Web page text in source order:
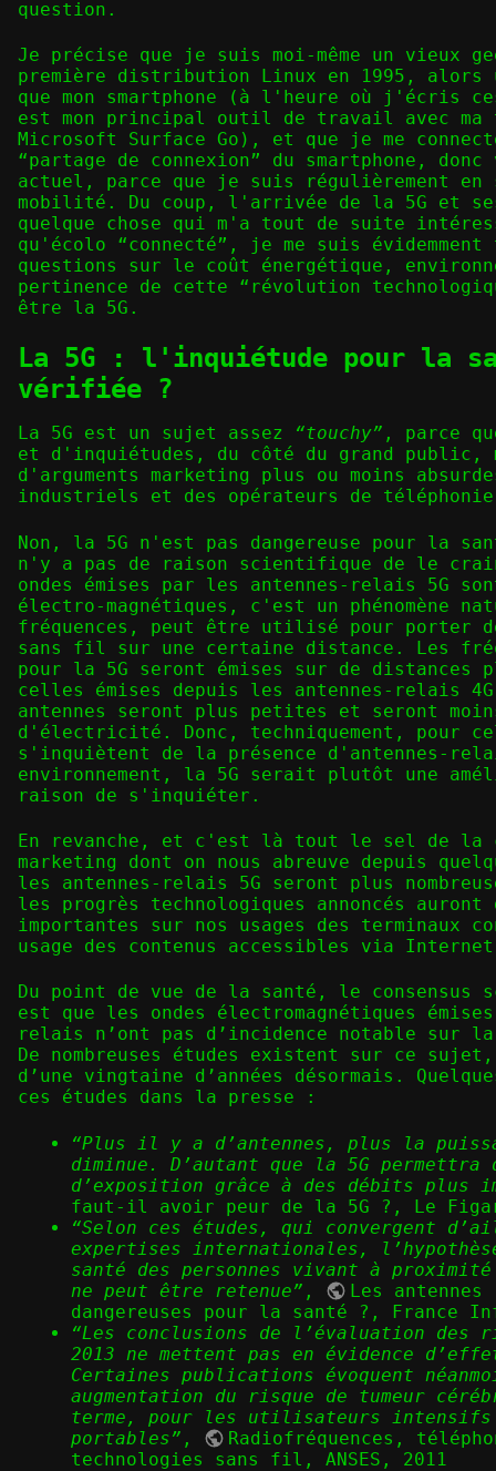
question.
Je précise que je suis moi-même un vieux
première distribution Linux en 1995, alors
que mon smartphone (à l'heure où j'écris
est mon principal outil de travail avec ma
Microsoft Surface Go), et que je me
“partage de connexion” du smartphone,
actuel, parce que je suis régulièrement
mobilité. Du coup, l'arrivée de la 5G et
quelque chose qui m'a tout de suite
qu'écolo “connecté”, je me suis
questions sur le coût énergétique,
pertinence de cette “révolution
être la 5G.
La 5G : l'inquiétude pour la
vérifiée ?
La 5G est un sujet assez “touchy” , parce
et d'inquiétudes, du côté du grand public,
d'arguments marketing plus ou moins
industriels et des opérateurs de
Non, la 5G n'est pas dangereuse pour la
n'y a pas de raison scientifique de le
ondes émises par les antennes-relais 5G
électro-magnétiques, c'est un phénomène
fréquences, peut être utilisé pour porter
sans fil sur une certaine distance. Les
pour la 5G seront émises sur de distances
celles émises depuis les antennes-relais
antennes seront plus petites et seront
d'électricité. Donc, techniquement, pour
s'inquiètent de la présence d'antennes-
environnement, la 5G serait plutôt une
raison de s'inquiéter.
En revanche, et c'est là tout le sel de la
marketing dont on nous abreuve depuis
les antennes-relais 5G seront plus
les progrès technologiques annoncés auront
importantes sur nos usages des terminaux
usage des contenus accessibles via
Du point de vue de la santé, le consensus
est que les ondes électromagnétiques
relais n’ont pas d’incidence notable sur
De nombreuses études existent sur ce
d’une vingtaine d’années désormais.
ces études dans la presse :
“Plus il y a d’antennes, plus la
diminue. D’autant que la 5G
d’exposition grâce à des débits plus
faut-il avoir peur de la 5G ? , Le
“Selon ces études, qui convergent
expertises internationales,
santé des personnes vivant à
ne peut être retenue” ,
Les
dangereuses pour la santé ? , France
“Les conclusions de l’évaluation des
2013 ne mettent pas en évidence
Certaines publications évoquent
augmentation du risque de tumeur
terme, pour les utilisateurs intensifs
portables” ,
Radiofréquences,
technologies sans fil , ANSES, 2011